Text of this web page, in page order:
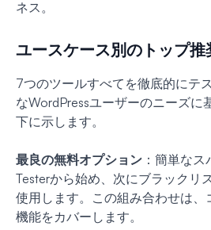
ネス。
ユースケース別のトップ推
7つのツールすべてを徹底的にテ
なWordPressユーザーのニーズに
下に示します。
最良の無料オプション ：簡単な
Testerから始め、次にブラックリ
使用します。この組み合わせは、
機能をカバーします。